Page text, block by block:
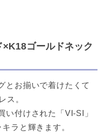
ゴールドネック
とお揃いで着けたくて
ス。
い付けされた「VI-SI」
ラと輝きます。